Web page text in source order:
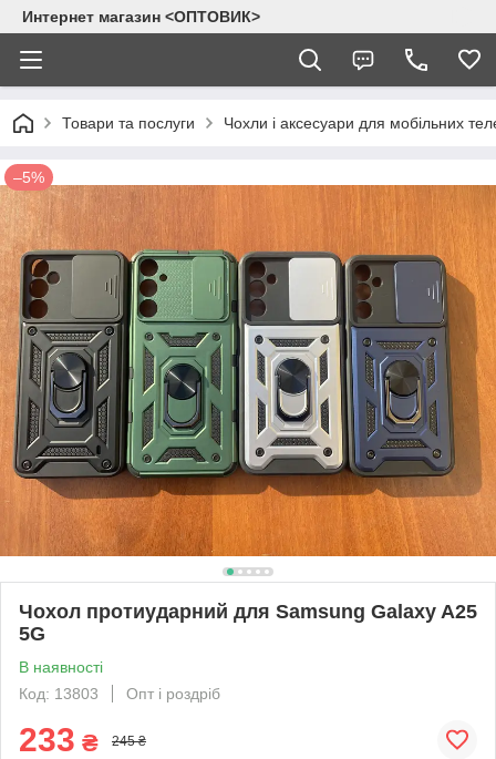
Интернет магазин <ОПТОВИК>
Товари та послуги Чохли і аксесуари для мобільних
–5%
Чохол протиударний для Samsung Galaxy A25
5G
В наявності
Код: 13803
Опт і роздріб
233 ₴ 245 ₴